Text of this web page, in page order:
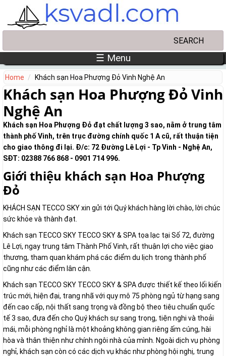
Skip to main content
☰ Menu
Home Khách sạn Hoa Phượng Đỏ Vinh Nghệ An
Khách sạn Hoa Phượng Đỏ Vinh
Nghệ An
Khách sạn Hoa Phượng Đỏ đạt chất lượng 3 sao, nằm ở trung tâm
thành phố Vinh, trên trục đường chính quốc 1 A cũ, rất thuận tiện
cho giao thông đi lại. Đ/c: 72 Đường Lê Lợi - Tp Vinh - Nghệ An,
SĐT: 02388 766 868 - 0901 714 996.
Giới thiệu khách sạn Hoa Phượng
Đỏ
KHÁCH SẠN TECCO SKY xin gửi tới Quý khách hàng lời chào, lời chúc
sức khỏe và thành đạt.
Khách sạn TECCO SKY TECCO SKY & SPA tọa lạc tại Số 72, đường
Lê Lợi, ngay trung tâm Thành Phố Vinh, rất thuận lợi cho việc giao
thương, tham quan khám phá các điểm du lịch trong thành phố
cũng như các điểm lân cận.
Khách sạn TECCO SKY TECCO SKY & SPA được thiết kế theo lối kiến
trúc mới, hiện đại, trang nhã với quy mô 75 phòng ngủ từ hạng sang
đến cao cấp, nội thất sang trọng và đồng bộ theo tiêu chuẩn quốc
tế 3 sao, đưa đến cho Quý khách sự sang trọng, tiện nghi và thoải
mái, mỗi phòng nghỉ là một khoảng không gian riêng ấm cúng, hài
hòa và thân thiện như chính ngôi nhà của mình. Ngoài dịch vụ phòng
nghỉ, khách sạn còn có các dịch vụ khác như phòng hội nghị, trung